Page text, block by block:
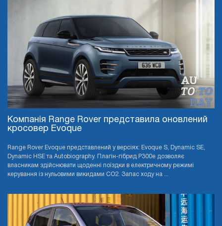
Компанія Range Rover представила оновлений
кросовер Evoque
Range Rover Evoque представлений у версіях: Evoque S, Dynamic SE,
Dynamic HSE та Autobiography. Плагін-гібрид P300e дозволяє
власникам здійснювати щоденні поїздки в електричному режимі
керування із нульовими викидами CO2. Запас ходу на ...